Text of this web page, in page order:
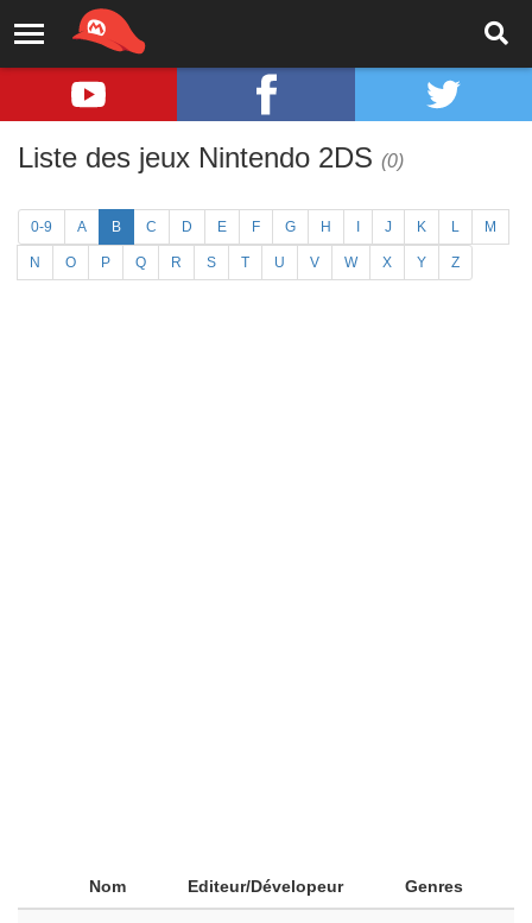
Liste des jeux Nintendo 2DS (0)
0-9 A B C D E F G H J K L M
N O P Q R S T U V W X Y Z
Nom Editeur/Dévelopeur Genres